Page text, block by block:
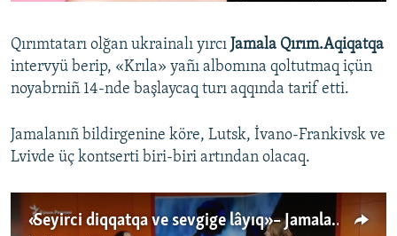
Qırımtatarı olğan ukrainalı yırcı Jamala Qırım.Aqiqatqa
intervyü berip, «Krıla» yañı albomına qoltutmaq içün
noyabrniñ 14-nde başlaycaq turı aqqında tarif etti.
Jamalanıñ bildirgenine köre, Lutsk, İvano-Frankivsk ve
Lvivde üç kontserti biri-biri artından olacaq.
«Seyirci diqqatqa ve sevgige lâyıq» – Jamala yaqındaki tur aqqında (video)